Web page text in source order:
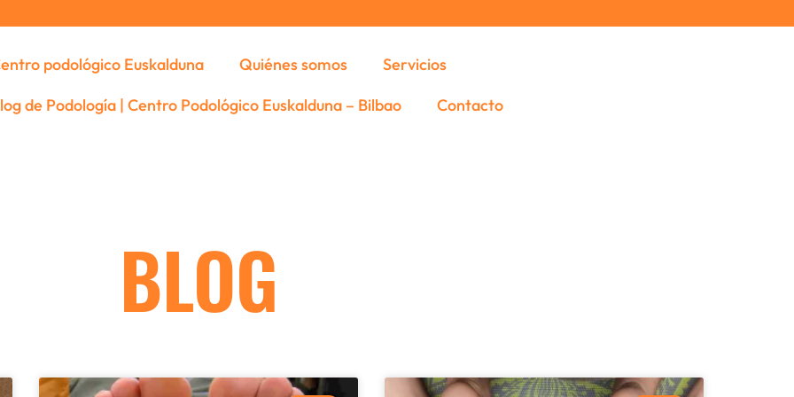
podológico Euskalduna Quiénes somos
Servicios
de Podología | Centro Podológico Euskalduna – Bilbao
Contacto
BLOG